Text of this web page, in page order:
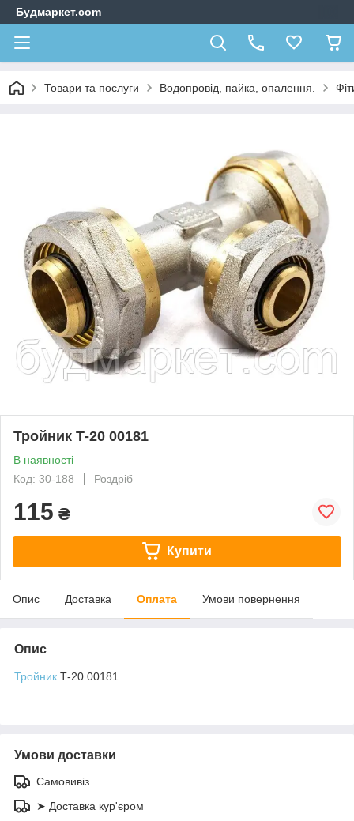
Будмаркет.com
Товари та послуги Водопровід, пайка, опалення.
Тройник Т-20 00181
В наявності
Код: 30-188
Роздріб
115 ₴
Купити
Опис Доставка Оплата Умови повернення
Опис
Тройник Т-20 00181
Умови доставки
Самовивіз
➤ Доставка кур'єром